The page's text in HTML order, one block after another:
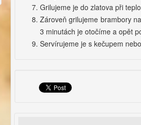
Grilujeme je do zlatova při
Zároveň grilujeme brambory
3 minutách je otočíme a opět
Servírujeme je s kečupem